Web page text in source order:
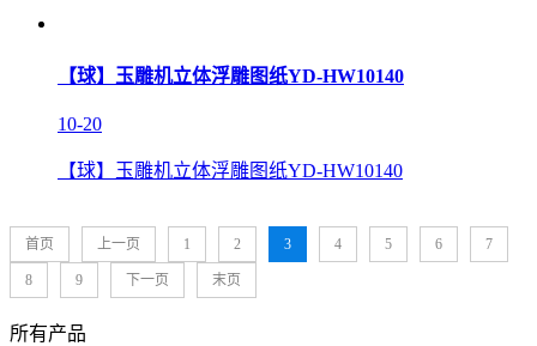
【球】玉雕机立体浮雕图纸YD-HW10140
10-20
【球】玉雕机立体浮雕图纸YD-HW10140
首页 上一页 1 2 3 4 5 6 7
8 9 下一页 末页
所有产品